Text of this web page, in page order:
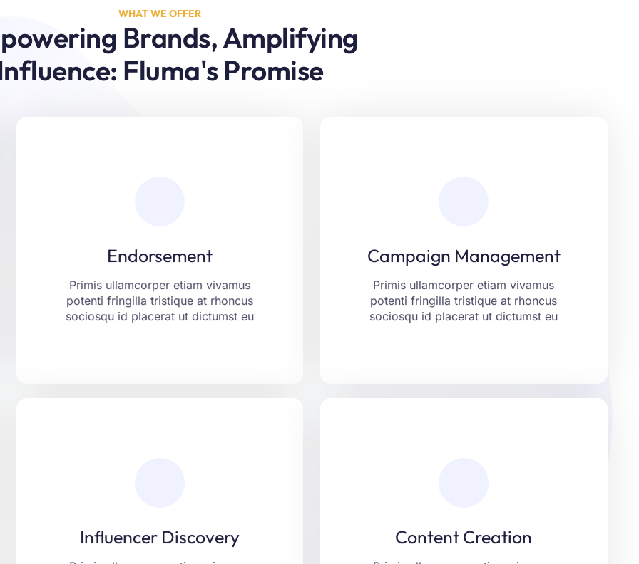
WHAT WE OFFER
Brands, Amplifying
Fluma's Promise
Endorsement
Primis ullamcorper etiam vivamus
potenti fringilla tristique at rhoncus
sociosqu id placerat ut dictumst eu
ante. Consequat felis vel risus nam
LEARN MORE
Campaign Management
Primis ullamcorper etiam vivamus
potenti fringilla tristique at rhoncus
sociosqu id placerat ut dictumst eu
ante. Consequat felis vel risus nam
aenean non mollis.
LEARN MORE
Influencer Discovery
ante. Consequat felis vel risus nam
Content Creation
ante. Consequat felis vel risus nam